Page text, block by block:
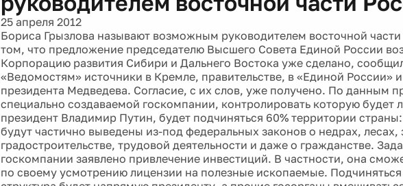
25 апреля 2012
Бориса Грызлова называют возможным руководителем восточной
том, что предложение председателю Высшего Совета Единой России
Корпорацию развития Сибири и Дальнего Востока уже сделано,
«Ведомостям» источники в Кремле, правительстве, в «Единой России»
президента Медведева. Согласие, с их слов, уже получено. По данным
специально создаваемой госкомпании, контролировать которую будет
президент Владимир Путин, будет подчиняться 60% территории
будут частично выведены из-под федеральных законов о недрах, лесах,
градостроительстве, трудовой деятельности и даже о гражданстве.
госкомпании заявлено привлечение инвестиций. В частности, она
по своему усмотрению лицензии на полезные ископаемые. Подчиняться